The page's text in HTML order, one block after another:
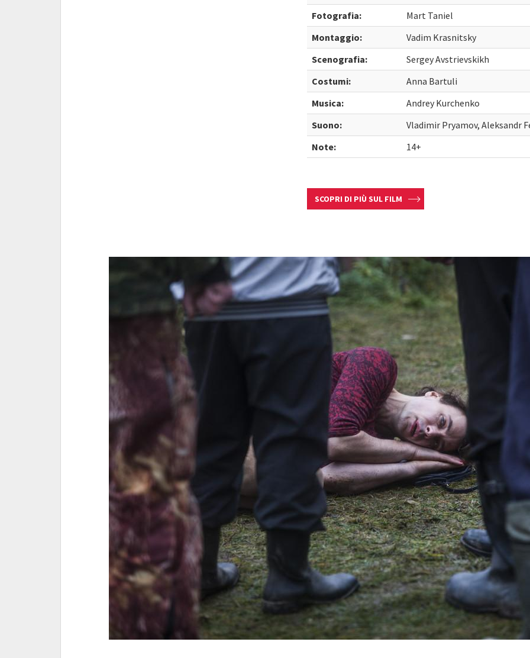
Fotografia:
Mart Taniel
Montaggio:
Vadim Krasnitsky
Scenografia:
Sergey Avstrievskikh
Costumi:
Anna Bartuli
Musica:
Andrey Kurchenko
Suono:
Vladimir Pryamov, Aleksandr
Note:
14+
SCOPRI DI PIÙ SUL FILM